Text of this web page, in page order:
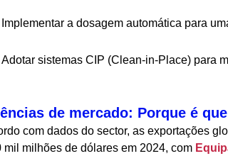
Implementar a dosagem automática para
Adotar sistemas CIP (Clean-in-Place) para
de mercado: Porque é
com dados do sector, as exportações
mil milhões de dólares em 2024, com